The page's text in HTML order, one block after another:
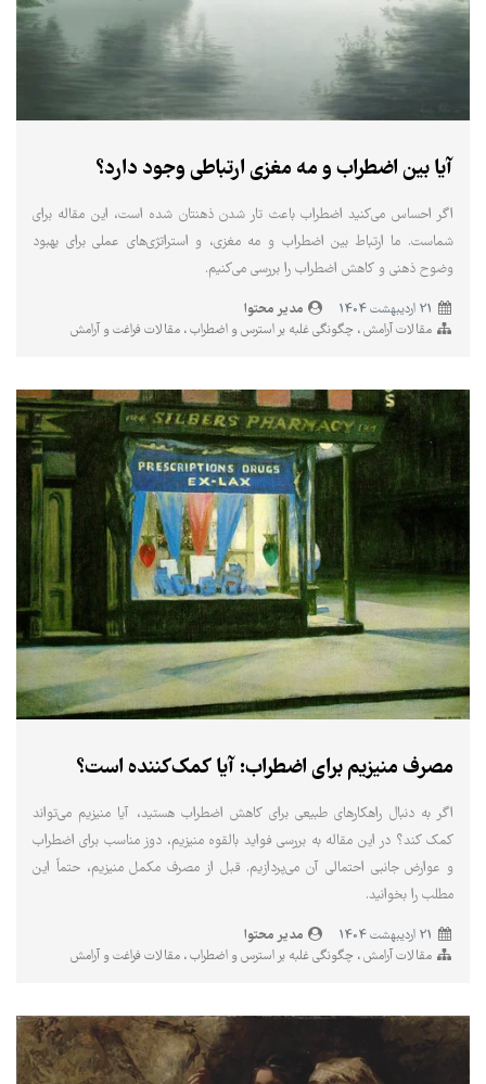
آیا بین اضطراب و مه مغزی ارتباطی وجود دارد؟
اگر احساس می‌کنید اضطراب باعث تار شدن ذهنتان شده است، این مقاله برای
شماست. ما ارتباط بین اضطراب و مه مغزی، و استراتژی‌های عملی برای بهبود
وضوح ذهنی و کاهش اضطراب را بررسی می‌کنیم.
مدیر محتوا
مقالات آرامش چگونگی غلبه بر استرس و اضطراب مقالات فراغت و آرامش
مصرف منیزیم برای اضطراب: آیا کمک‌کننده است؟
اگر به دنبال راهکارهای طبیعی برای کاهش اضطراب هستید، آیا منیزیم می‌تواند
کمک کند؟ در این مقاله به بررسی فواید بالقوه منیزیم، دوز مناسب برای اضطراب
و عوارض جانبی احتمالی آن می‌پردازیم. قبل از مصرف مکمل منیزیم، حتماً این
مطلب را بخوانید.
مدیر محتوا
مقالات آرامش چگونگی غلبه بر استرس و اضطراب مقالات فراغت و آرامش